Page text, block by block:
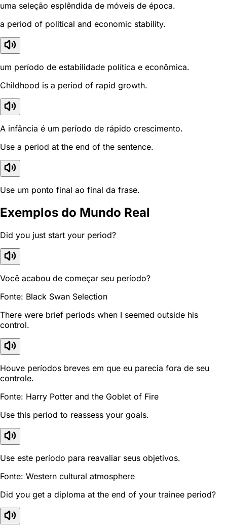
uma seleção esplêndida de móveis de época.
a period of political and economic stability.
um período de estabilidade política e econômica.
Childhood is a period of rapid growth.
A infância é um período de rápido crescimento.
Use a period at the end of the sentence.
Use um ponto final ao final da frase.
Exemplos do Mundo Real
Did you just start your period?
Você acabou de começar seu período?
Fonte: Black Swan Selection
There were brief periods when I seemed outside his
control.
Houve períodos breves em que eu parecia fora de seu
controle.
Fonte: Harry Potter and the Goblet of Fire
Use this period to reassess your goals.
Use este período para reavaliar seus objetivos.
Fonte: Western cultural atmosphere
Did you get a diploma at the end of your trainee period?